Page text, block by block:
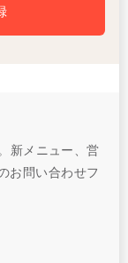
新メニュー、営
お問い合わせフ